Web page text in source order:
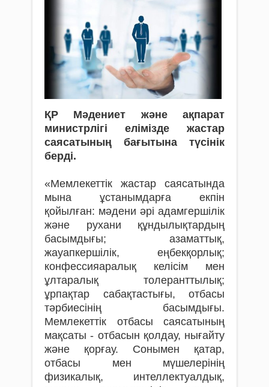
ҚР Мәдениет және ақпарат
министрлігі елімізде жастар
саясатының бағытына түсінік
берді.
«Мемлекеттік жастар саясатында
мына ұстанымдарға екпін
қойылған: мәдени әрі адамгершілік
және рухани құндылықтардың
басымдығы; азаматтық,
жауапкершілік, еңбекқорлық;
конфессияаралық келісім мен
ұлтаралық толеранттылық;
ұрпақтар сабақтастығы, отбасы
тәрбиесінің басымдығы.
Мемлекеттік отбасы саясатының
мақсаты - отбасын қолдау, нығайту
және қорғау. Сонымен қатар,
отбасы мен мүшелерінің
физикалық, интеллектуалдық,